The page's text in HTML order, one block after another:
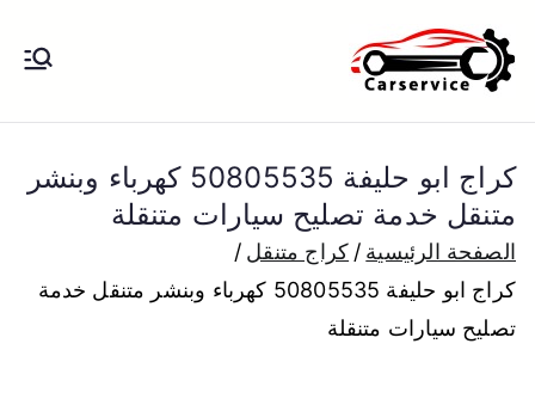
إلى
المحتوى
الكويت
بنشر متنقل الكويت كهرباء وبنشر تبديل
بارخص الاسعار
كراج ابو حليفة 50805535 كهرباء وبنشر
متنقل خدمة تصليح سيارات متنقلة
الصفحة الرئيسية
كراج متنقل
كراج ابو حليفة 50805535 كهرباء وبنشر متنقل خدمة
تصليح سيارات متنقلة